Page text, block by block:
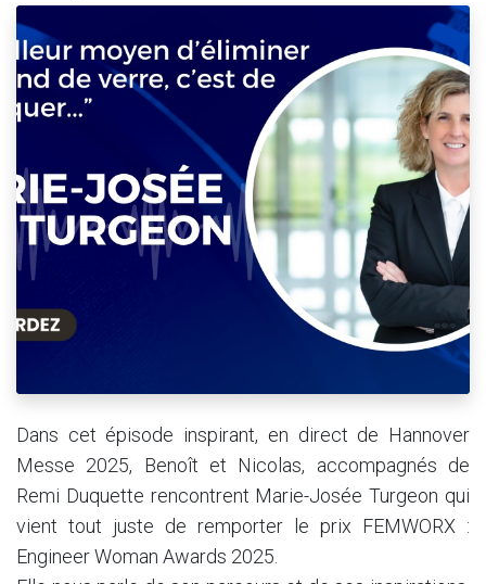
Dans cet épisode inspirant, en direct de Hannover
Messe 2025, Benoît et Nicolas, accompagnés de
Remi Duquette rencontrent Marie-Josée Turgeon qui
vient tout juste de remporter le prix FEMWORX :
Engineer Woman Awards 2025.